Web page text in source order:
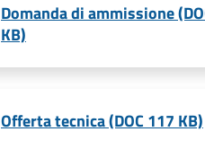
Domanda di ammissione
KB)
Offerta tecnica (DOC 117 KB)